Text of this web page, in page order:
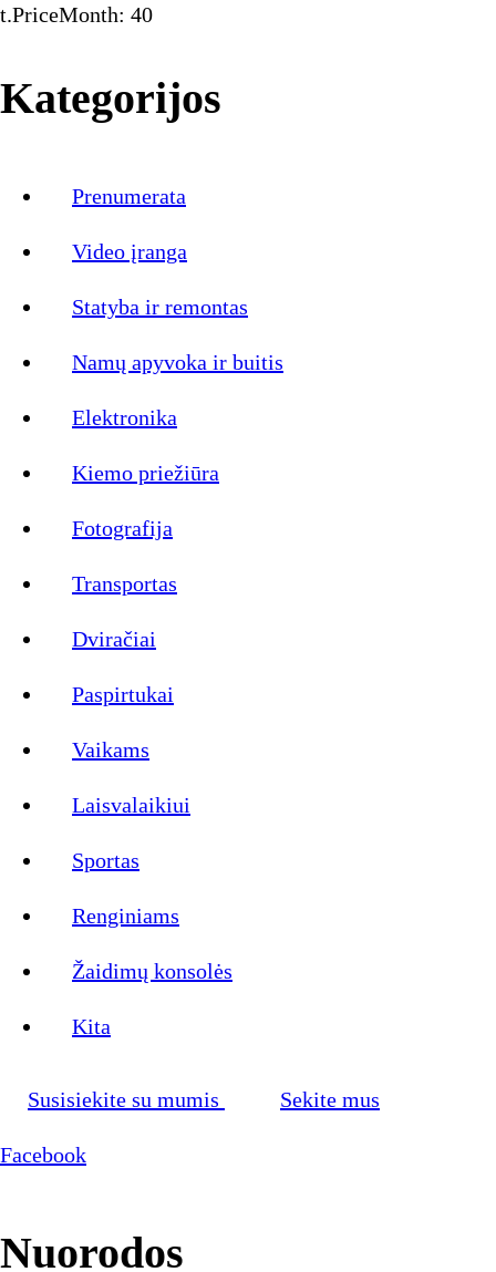
t.PriceMonth: 40
Kategorijos
Prenumerata
Video įranga
Statyba ir remontas
Namų apyvoka ir buitis
Elektronika
Kiemo priežiūra
Fotografija
Transportas
Dviračiai
Paspirtukai
Vaikams
Laisvalaikiui
Sportas
Renginiams
Žaidimų konsolės
Kita
Susisiekite su mumis Sekite mus
Facebook
Nuorodos